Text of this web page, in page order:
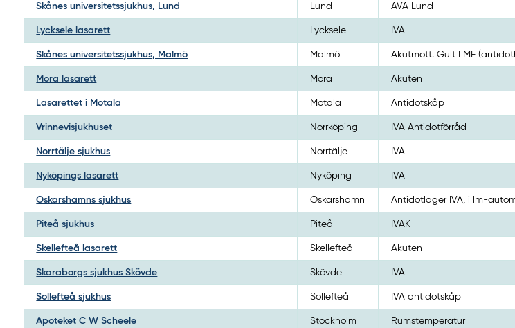
Skånes universitetssjukhus, Lund Lund AVA Lund
Lycksele lasarett Lycksele IVA
Skånes universitetssjukhus, Malmö Malmö Akutmott. Gult LMF
Mora lasarett Mora Akuten
Lasarettet i Motala Motala Antidotskåp
Vrinnevisjukhuset Norrköping IVA Antidotförråd
Norrtälje sjukhus Norrtälje IVA
Nyköpings lasarett Nyköping IVA
Oskarshamns sjukhus Oskarshamn Antidotlager IVA, i lm-
Piteå sjukhus Piteå IVAK
Skellefteå lasarett Skellefteå Akuten
Skaraborgs sjukhus Skövde Skövde IVA
Sollefteå sjukhus Sollefteå IVA antidotskåp
Apoteket C W Scheele Stockholm Rumstemperatur